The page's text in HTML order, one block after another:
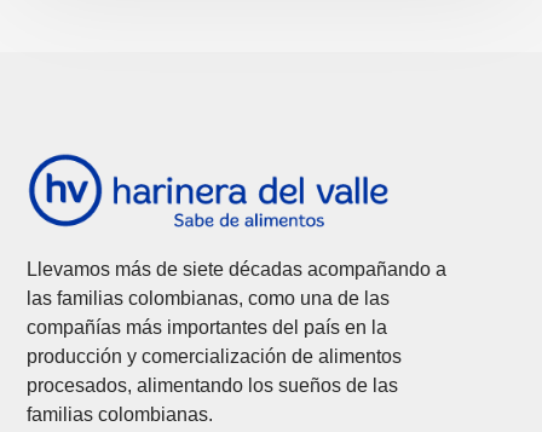
Llevamos más de siete décadas acompañando a
las familias colombianas, como una de las
compañías más importantes del país en la
producción y comercialización de alimentos
procesados, alimentando los sueños de las
familias colombianas.